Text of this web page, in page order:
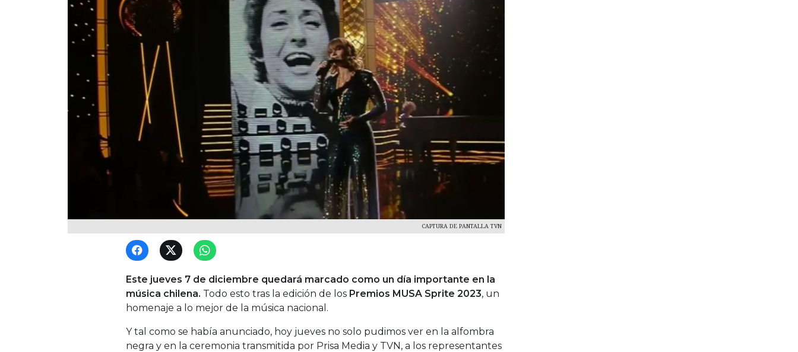
CAPTURA DE PANTALLA TVN
Este jueves 7 de diciembre quedará marcado como un día importante en la
música chilena. Todo esto tras la edición de los Premios MUSA Sprite 2023, un
homenaje a lo mejor de la música nacional.
Y tal como se había anunciado, hoy jueves no solo pudimos ver en la alfombra
negra y en la ceremonia transmitida por Prisa Media y TVN, a los representantes